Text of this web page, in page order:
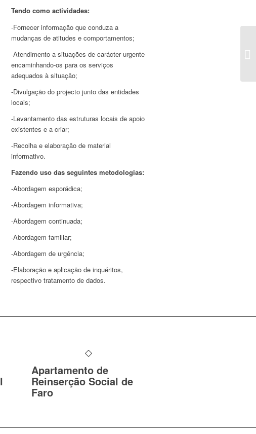
Tendo como actividades:
-Fornecer informação que conduza a
mudanças de atitudes e comportamentos;
-Atendimento a situações de carácter urgente
encaminhando-os para os serviços
adequados à situação;
-Divulgação do projecto junto das entidades
locais;
-Levantamento das estruturas locais de apoio
existentes e a criar;
-Recolha e elaboração de material
informativo.
Fazendo uso das seguintes metodologias:
-Abordagem esporádica;
-Abordagem informativa;
-Abordagem continuada;
-Abordagem familiar;
-Abordagem de urgência;
-Elaboração e aplicação de inquéritos,
respectivo tratamento de dados.
Apartamento de
Reinserção Social de
Faro